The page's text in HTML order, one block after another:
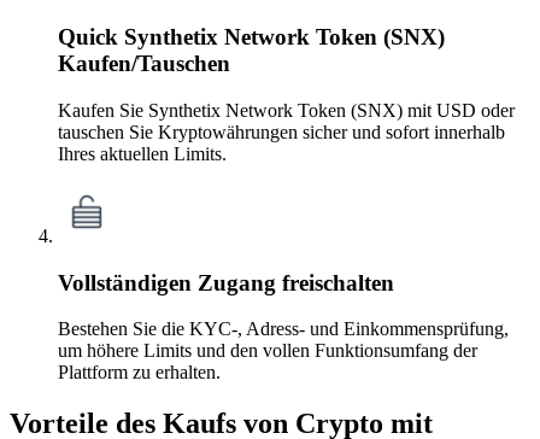
Quick Synthetix Network Token (SNX)
Kaufen/Tauschen
Kaufen Sie Synthetix Network Token (SNX) mit USD oder
tauschen Sie Kryptowährungen sicher und sofort innerhalb
Ihres aktuellen Limits.
Vollständigen Zugang freischalten
Bestehen Sie die KYC-, Adress- und Einkommensprüfung,
um höhere Limits und den vollen Funktionsumfang der
Plattform zu erhalten.
Vorteile des Kaufs von Crypto mit